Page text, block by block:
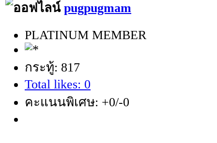
pugpugmam
PLATINUM MEMBER
กระทู้: 817
Total likes: 0
คะแนนพิเศษ: +0/-0